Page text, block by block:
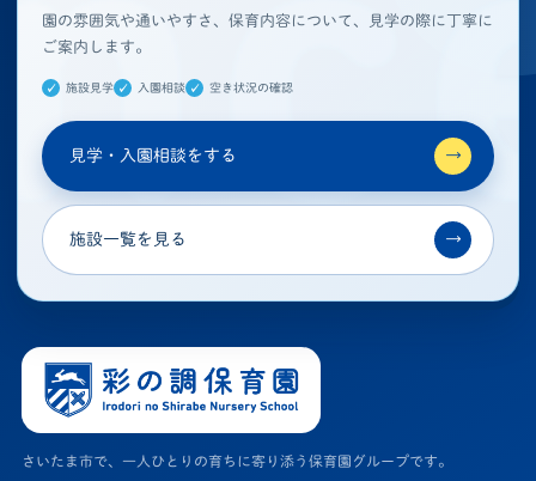
園の雰囲気や通いやすさ、保育内容について、見学の際に丁寧に
ご案内します。
施設見学 入園相談 空き状況の確認
見学・入園相談をする →
施設一覧を見る →
さいたま市で、一人ひとりの育ちに寄り添う保育園グループです。